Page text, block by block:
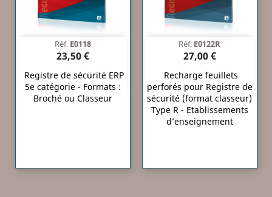
Réf. E0118
23,50 €
Registre de sécurité ERP
5e catégorie - Formats :
Broché ou Classeur
Réf. E0122R
27,00 €
Recharge feuillets
perforés pour Registre de
sécurité (format classeur)
Type R - Etablissements
d’enseignement